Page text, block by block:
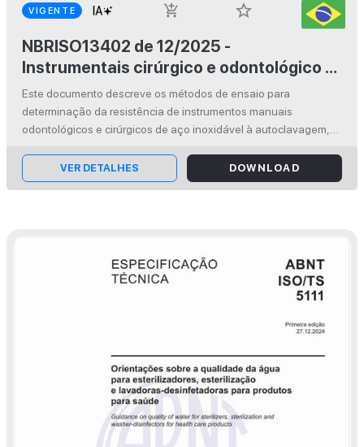
VIGENTE add_shopping_cart
star_border
NBRISO13402 de 12/2025 -
Instrumentais cirúrgico e odontológico —
Determinação da resistência à
esterilização em autoclave, à corrosão e
à exposição térmica
Este documento descreve os métodos de ensaio para
determinação da resistência de instrumentos manuais
odontológicos e cirúrgicos de aço inoxidável à autoclavagem,
methods to determine the resis...
VER DETALHES DOWNLOAD